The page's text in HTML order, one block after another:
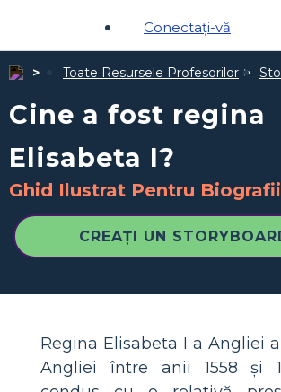
Conectați-vă
Toate Resursele Profesorilor
Cine a fost regina
Elisabeta I?
Ghid Ilustrat Pentru Biografii
CREAȚI UN
Regina Elisabeta I a Angliei
Angliei între anii 1558 și